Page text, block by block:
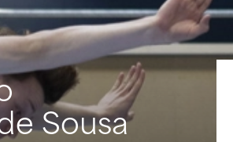
Sousa